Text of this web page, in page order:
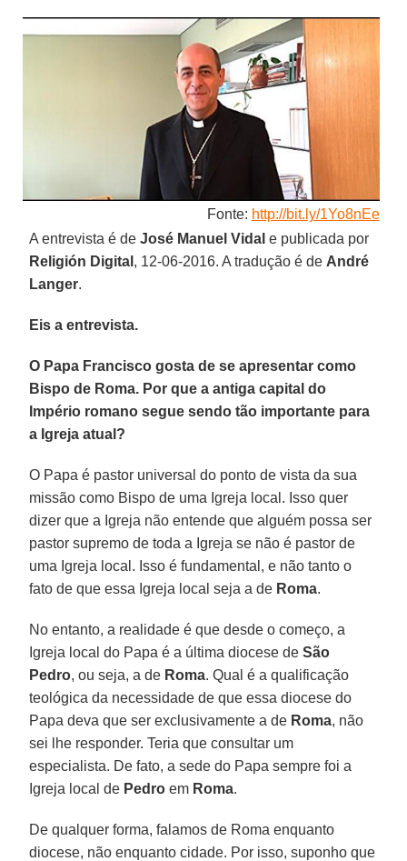
Fonte: http://bit.ly/1Yo8nEe
A entrevista é deJosé Manuel Vidal e publicada por
Religión Digital , 12-06-2016. A tradução é de André
Langer.
Eis a entrevista.
O Papa Francisco gosta de se apresentar como
Bispo de Roma. Por que a antiga capital do
Império romano segue sendo tão importante para
a Igreja atual?
O Papa é pastor universal do ponto de vista da sua
missão como Bispo de uma Igreja local. Isso quer
dizer que a Igreja não entende que alguém possa ser
pastor supremo de toda a Igreja se não é pastor de
uma Igreja local. Isso é fundamental, e não tanto o
fato de que essa Igreja local seja a de Roma.
No entanto, a realidade é que desde o começo, a
Igreja local do Papa é a última diocese deSão
Pedro, ou seja, a de Roma. Qual é a qualificação
teológica da necessidade de que essa diocese do
Papa deva que ser exclusivamente a de Roma, não
sei lhe responder. Teria que consultar um
especialista. De fato, a sede do Papa sempre foi a
Igreja local de Pedro em Roma.
De qualquer forma, falamos de Roma enquanto
diocese, não enquanto cidade. Por isso, suponho que